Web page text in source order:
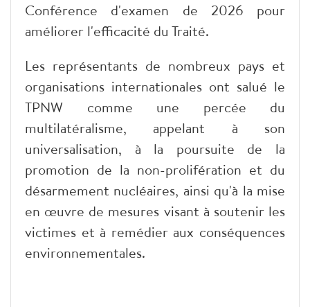
Conférence d'examen de 2026 pour
améliorer l'efficacité du Traité.
Les représentants de nombreux pays et
organisations internationales ont salué le
TPNW comme une percée du
multilatéralisme, appelant à son
universalisation, à la poursuite de la
promotion de la non-prolifération et du
désarmement nucléaires, ainsi qu'à la mise
en œuvre de mesures visant à soutenir les
victimes et à remédier aux conséquences
environnementales.